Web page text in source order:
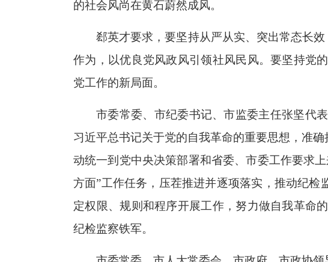
的社会风尚在黄石蔚然成风。
郄英才要求，要坚持从严从实、突出常态长
作为，以优良党风政风引领社风民风。要坚持党
党工作的新局面。
市委常委、市纪委书记、市监委主任张坚代
习近平总书记关于党的自我革命的重要思想，准
动统一到党中央决策部署和省委、市委工作要求
方面”工作任务，压茬推进并逐项落实，推动纪
定权限、规则和程序开展工作，努力做自我革命
纪检监察铁军。